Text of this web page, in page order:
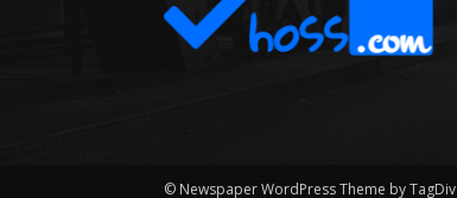
© Newspaper WordPress Theme by TagDiv